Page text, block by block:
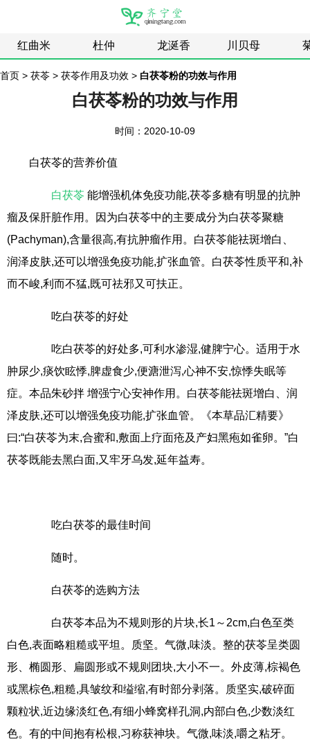
红曲米 杜仲 龙涎香 川贝母
首页 > 茯苓 > 茯苓作用及功效 > 白茯苓粉的功效与作用
白茯苓粉的功效与作用
时间：2020-10-09
白茯苓的营养价值
白茯苓 能增强机体免疫功能,茯苓多糖有明显的抗肿
瘤及保肝脏作用。因为白茯苓中的主要成分为白茯苓聚糖
(Pachyman),含量很高,有抗肿瘤作用。白茯苓能祛斑增白、
润泽皮肤,还可以增强免疫功能,扩张血管。白茯苓性质平和,补
而不峻,利而不猛,既可祛邪又可扶正。
吃白茯苓的好处
吃白茯苓的好处多,可利水渗湿,健脾宁心。适用于水
肿尿少,痰饮眩悸,脾虚食少,便溏泄泻,心神不安,惊悸失眠等
症。本品朱砂拌 增强宁心安神作用。白茯苓能祛斑增白、润
泽皮肤,还可以增强免疫功能,扩张血管。《本草品汇精要》
曰:“白茯苓为末,合蜜和,敷面上疗面疮及产妇黑疱如雀卵。”白
茯苓既能去黑白面,又牢牙乌发,延年益寿。
吃白茯苓的最佳时间
随时。
白茯苓的选购方法
白茯苓本品为不规则形的片块,长1～2cm,白色至类
白色,表面略粗糙或平坦。质坚。气微,味淡。整的茯苓呈类圆
形、椭圆形、扁圆形或不规则团块,大小不一。外皮薄,棕褐色
或黑棕色,粗糙,具皱纹和缢缩,有时部分剥落。质坚实,破碎面
颗粒状,近边缘淡红色,有细小蜂窝样孔洞,内部白色,少数淡红
色。有的中间抱有松根,习称获神块。气微,味淡,嚼之粘牙。